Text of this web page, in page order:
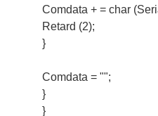
Comdata + = char
Retard (2);
}
Comdata = "";
}
}